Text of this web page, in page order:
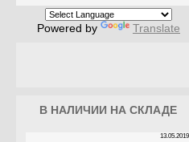
Powered by Translate
В НАЛИЧИИ НА СКЛАДЕ